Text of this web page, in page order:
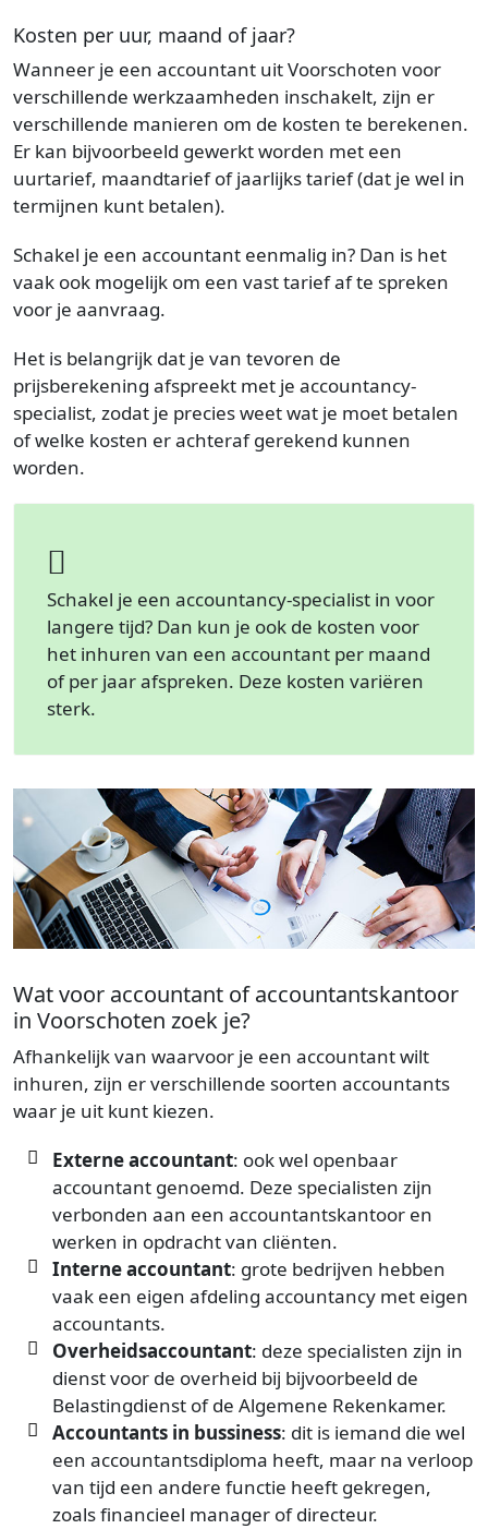
Kosten per uur, maand of jaar?
Wanneer je een accountant uit Voorschoten voor
verschillende werkzaamheden inschakelt, zijn er
verschillende manieren om de kosten te berekenen.
Er kan bijvoorbeeld gewerkt worden met een
uurtarief, maandtarief of jaarlijks tarief (dat je wel in
termijnen kunt betalen).
Schakel je een accountant eenmalig in? Dan is het
vaak ook mogelijk om een vast tarief af te spreken
voor je aanvraag.
Het is belangrijk dat je van tevoren de
prijsberekening afspreekt met je accountancy-
specialist, zodat je precies weet wat je moet betalen
of welke kosten er achteraf gerekend kunnen
worden.
Schakel je een accountancy-specialist in voor
langere tijd? Dan kun je ook de kosten voor
het inhuren van een accountant per maand
of per jaar afspreken. Deze kosten variëren
sterk.
Wat voor accountant of accountantskantoor
in Voorschoten zoek je?
Afhankelijk van waarvoor je een accountant wilt
inhuren, zijn er verschillende soorten accountants
waar je uit kunt kiezen.
Externe accountant: ook wel openbaar
accountant genoemd. Deze specialisten zijn
verbonden aan een accountantskantoor en
werken in opdracht van cliënten.
Interne accountant: grote bedrijven hebben
vaak een eigen afdeling accountancy met eigen
accountants.
Overheidsaccountant: deze specialisten zijn in
dienst voor de overheid bij bijvoorbeeld de
Belastingdienst of de Algemene Rekenkamer.
Accountants in bussiness: dit is iemand die wel
een accountantsdiploma heeft, maar na verloop
van tijd een andere functie heeft gekregen,
zoals financieel manager of directeur.